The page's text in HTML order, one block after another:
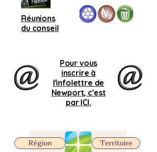
Réunions
du conseil
Pour vous
inscrire à
l'infolettre de
Newport, c'est
par ICI.
Territoire
Région